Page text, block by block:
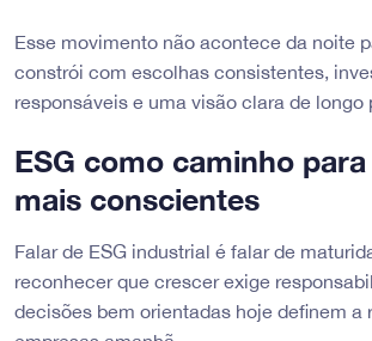
Esse movimento não acontece da noite
constrói com escolhas consistentes,
responsáveis e uma visão clara de longo
ESG como caminho
mais conscientes
Falar de ESG industrial é falar de
reconhecer que crescer exige
decisões bem orientadas hoje definem a